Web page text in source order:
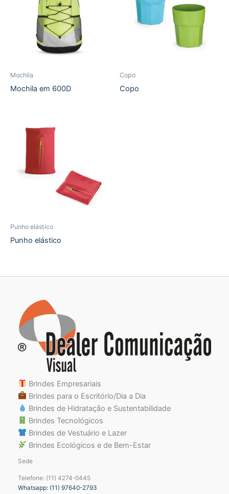
Mochila
Mochila em 600D
Copo
Copo
Punho elástico
Punho elástico
Brindes Empresariais
Brindes para o Escritório/Dia a Dia
Brindes de Hidratação e Sustentabilidade
Brindes Tecnológicos
Brindes de Vestuário e Lazer
Brindes Ecológicos e de Bem-Estar
Sede
Telefone: (11) 4274-0445
Whatsapp: (11) 97640-2793